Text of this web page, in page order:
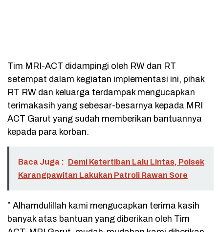
Tim MRI-ACT didampingi oleh RW dan RT
setempat dalam kegiatan implementasi ini, pihak
RT RW dan keluarga terdampak mengucapkan
terimakasih yang sebesar-besarnya kepada MRI
ACT Garut yang sudah memberikan bantuannya
kepada para korban.
Baca Juga : Demi Ketertiban Lalu Lintas, Polsek
Karangpawitan Lakukan Patroli Rawan Sore
” Alhamdulillah kami mengucapkan terima kasih
banyak atas bantuan yang diberikan oleh Tim